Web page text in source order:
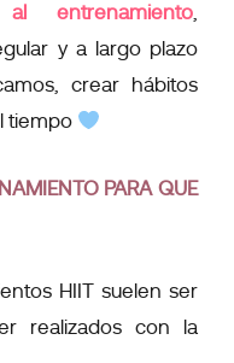
entrenamiento,
y a largo plazo
crear hábitos
tiempo
PARA QUE
HIIT suelen ser
realizados con la